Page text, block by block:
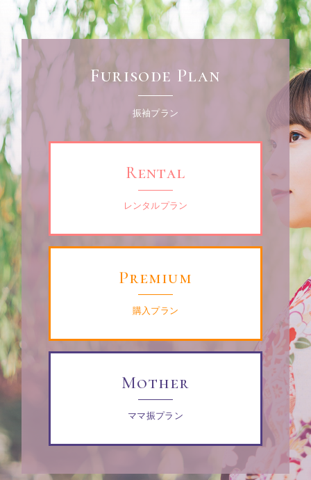
Furisode Plan
振袖プラン
Rental
レンタルプラン
Premium
購入プラン
Mother
ママ振プラン